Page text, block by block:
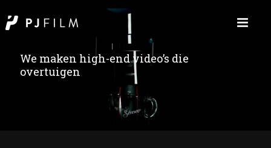
We maken high-end video’s die
overtuigen